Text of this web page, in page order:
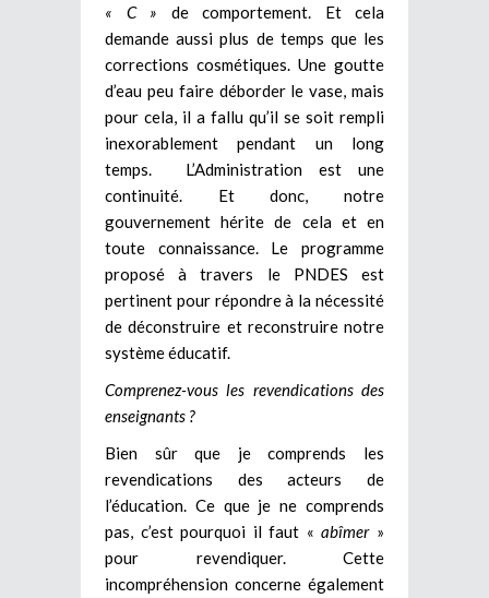
« C » de comportement. Et cela
demande aussi plus de temps que les
corrections cosmétiques. Une goutte
d’eau peu faire déborder le vase, mais
pour cela, il a fallu qu’il se soit rempli
inexorablement pendant un long
temps. L’Administration est une
continuité. Et donc, notre
gouvernement hérite de cela et en
toute connaissance. Le programme
proposé à travers le PNDES est
pertinent pour répondre à la nécessité
de déconstruire et reconstruire notre
système éducatif.
Comprenez-vous les revendications des
enseignants ?
Bien sûr que je comprends les
revendications des acteurs de
l’éducation. Ce que je ne comprends
pas, c’est pourquoi il faut «abîmer»
pour revendiquer. Cette
incompréhension concerne également